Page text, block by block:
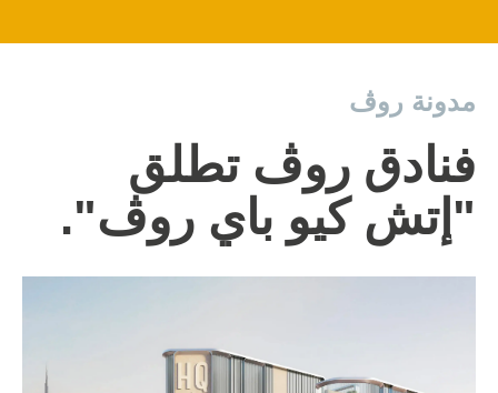
مدونة روڤ
فنادق روڤ تطلق
"إتش كيو باي روڤ".